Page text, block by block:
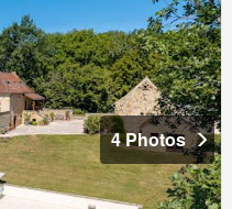
4 Photos